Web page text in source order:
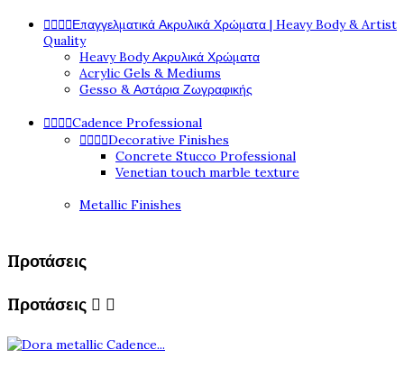
Επαγγελματικά Ακρυλικά Χρώματα | Heavy Body & Artist
Quality
Heavy Body Ακρυλικά Χρώματα
Acrylic Gels & Mediums
Gesso & Αστάρια Ζωγραφικής
Cadence Professional
Decorative Finishes
Concrete Stucco Professional
Venetian touch marble texture
Metallic Finishes
Προτάσεις
Προτάσεις  